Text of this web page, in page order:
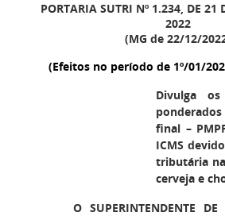
PORTARIA SUTRI Nº 1.234, DE 21
2022
(MG de 22/12/
(Efeitos no período de 1º/01/
Divulga
final –
ICMS
tributária
cerveja e
O SUPERINTENDENTE DE